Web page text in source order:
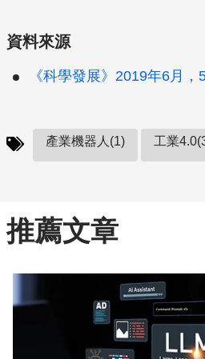
資料來源
《科學發展》2019年6月，
產業機器人(1) 工業
推薦文章